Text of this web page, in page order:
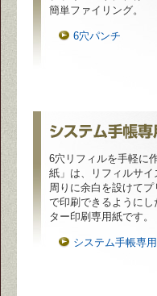
簡単ファイリング。
6穴パンチ
6穴リフィルを手軽に
紙」は、リフィルサイ
周りに余白を設けてプ
で印刷できるようにし
ター印刷専用紙です。
システム手帳専